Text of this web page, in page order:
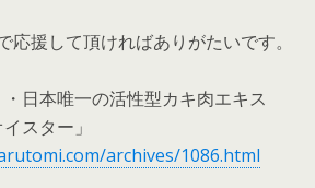
応援して頂ければありがたいです。
日本唯一の活性型カキ肉エキス
スター」
archives/1086.html